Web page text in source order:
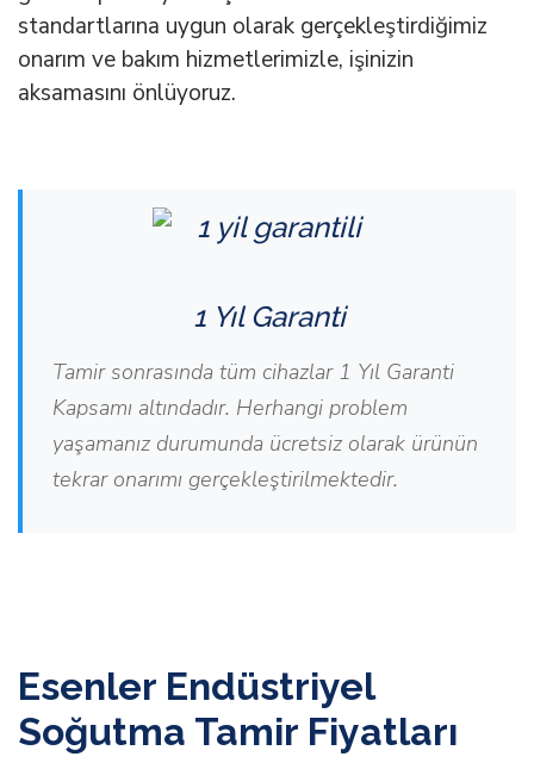
standartlarına uygun olarak gerçekleştirdiğimiz
onarım ve bakım hizmetlerimizle, işinizin
aksamasını önlüyoruz.
1 Yıl Garanti
Tamir sonrasında tüm cihazlar 1 Yıl Garanti
Kapsamı altındadır. Herhangi problem
yaşamanız durumunda ücretsiz olarak ürünün
tekrar onarımı gerçekleştirilmektedir.
Esenler Endüstriyel
Soğutma Tamir Fiyatları